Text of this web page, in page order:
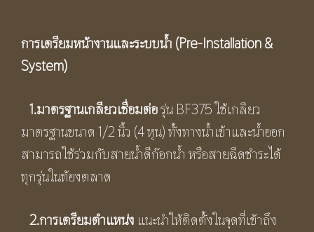
การเตรียมหน้างานและระบบน้ำ (Pre-Installation &
System)
1.มาตรฐานเกลียวเชื่อมต่อรุ่น BF375 ใช้เกลียว
มาตรฐานขนาด 1/2 นิ้ว (4 หุน) ทั้งทางน้ำเข้าและน้ำออก
สามารถใช้ร่วมกับสายน้ำดีก๊อกน้ำ หรือสายฉีดชำระได้
ทุกรุ่นในท้องตลาด
2.การเตรียมตำแหน่ง แนะนำให้ติดตั้งในจุดที่เข้าถึง